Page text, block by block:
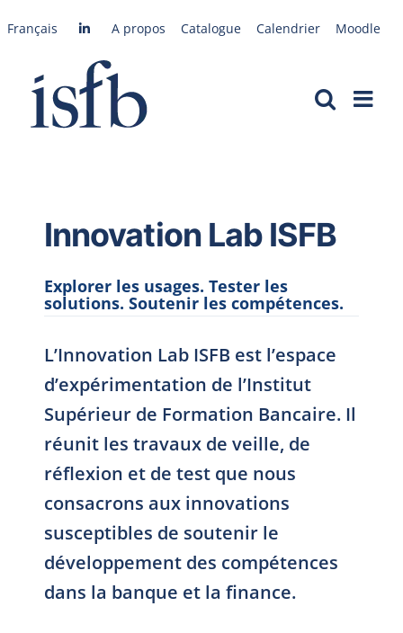
auFrançais A propos Catalogue Calendrier Moodle
Innovation Lab ISFB
Explorer les usages. Tester les
solutions. Soutenir les compétences.
L’Innovation Lab ISFB est l’espace
d’expérimentation de l’Institut
Supérieur de Formation Bancaire. Il
réunit les travaux de veille, de
réflexion et de test que nous
consacrons aux innovations
susceptibles de soutenir le
développement des compétences
dans la banque et la finance.